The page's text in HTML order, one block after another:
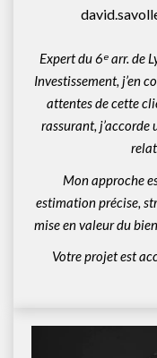
Expert du 6ᵉ arr. de
Investissement, j’en
attentes de cette
rassurant, j’accorde
Mon approche
estimation précise,
mise en valeur du
Votre projet est